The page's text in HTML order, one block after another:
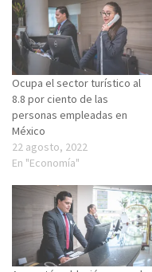
Ocupa el sector turístico al
8.8 por ciento de las
personas empleadas en
México
22 agosto, 2022
En "Economía"